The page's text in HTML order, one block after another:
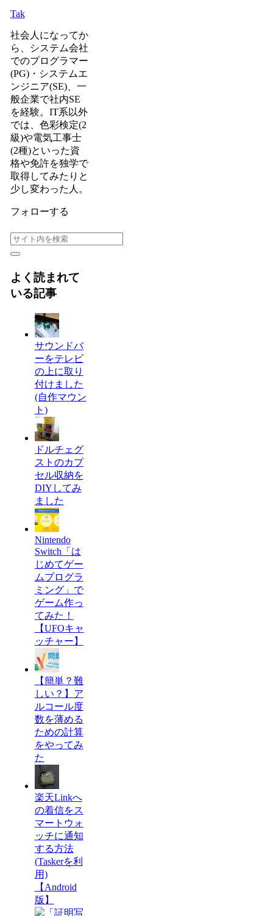
Tak
社会人になってか
ら、システム会社
でのプログラマー
(PG)・システムエ
ンジニア(SE)、一
般企業で社内SE
を経験。IT系以外
では、色彩検定(2
級)や電気工事士
(2種)といった資
格や免許を独学で
取得してみたりと
少し変わった人。
フォローする
よく読まれて
いる記事
サウンドバ
ーをテレビ
の上に取り
付けました
(自作マウン
ト)
ドルチェグ
ストのカプ
セル収納を
DIYしてみ
ました
Nintendo
Switch「は
じめてゲー
ムプログラ
ミング」で
ゲーム作っ
てみた！
【UFOキャ
ッチャー】
【簡単？難
しい？】ア
ルコール度
数を薄める
ための計算
をやってみ
た
楽天Linkへ
の着信をス
マートウォ
ッチに通知
する方法
(Taskerを利
用)
【Android
版】